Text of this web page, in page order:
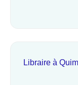
Libraire à